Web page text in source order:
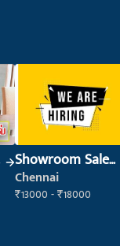
Showroom Sales
Executive (Retail
Sales)
Chennai
₹13000 - ₹18000